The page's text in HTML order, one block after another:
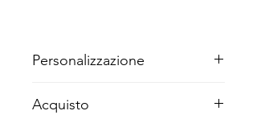
Personalizzazione
RICAMO.
Acquisto